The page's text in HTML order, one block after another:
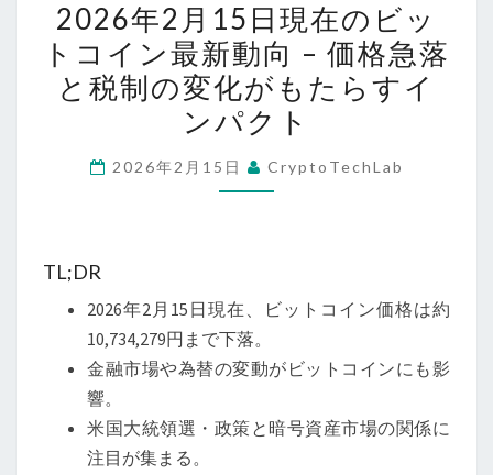
年
2
月
15
日
現
ト
コ
イ
最
2026年2月15日現在のビッ
トコイン最新動向 – 価格急落
と税制の変化がもたらすイ
ンパクト
2026年2月15日 CryptoTechLab
TL;DR
2026年2月15日現在、ビットコイン価格は約
10,734,279円まで下落。
金融市場や為替の変動がビットコインにも影
響。
米国大統領選・政策と暗号資産市場の関係に
注目が集まる。